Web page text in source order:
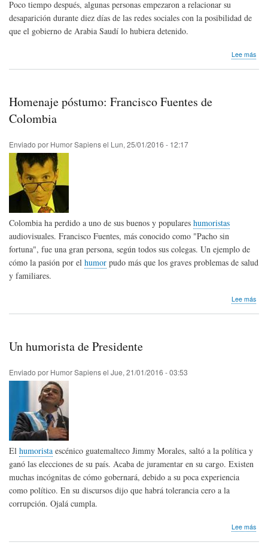
Poco tiempo después, algunas personas empezaron a relacionar su
desaparición durante diez días de las redes sociales con la posibilidad de
que el gobierno de Arabia Saudí lo hubiera detenido.
Lee más
Homenaje póstumo: Francisco Fuentes de
Colombia
Enviado por Humor Sapiensel Lun, 25/01/2016 - 12:17
Colombia ha perdido a uno de sus buenos y populares humoristas
audiovisuales. Francisco Fuentes, más conocido como "Pacho sin
fortuna", fue una gran persona, según todos sus colegas. Un ejemplo de
cómo la pasión por el humor pudo más que los graves problemas de salud
y familiares.
Lee más
Un humorista de Presidente
Enviado por Humor Sapiensel Jue, 21/01/2016 - 03:53
El humorista escénico guatemalteco Jimmy Morales, saltó a la política y
ganó las elecciones de su país. Acaba de juramentar en su cargo. Existen
muchas incógnitas de cómo gobernará, debido a su poca experiencia
como político. En su discursos dijo que habrá tolerancia cero a la
corrupción. Ojalá cumpla.
Lee más